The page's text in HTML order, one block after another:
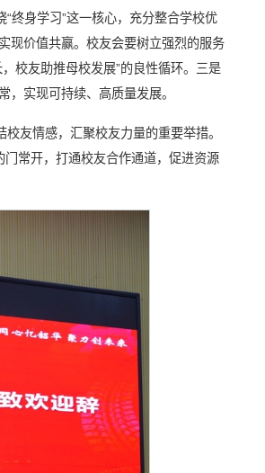
终身学习”这一核心，充分整合学校优
现价值共赢。校友会要树立强烈的服务
校友助推母校发展”的良性循环。三是
实现可持续、高质量发展。
友情感，汇聚校友力量的重要举措。
门常开，打通校友合作通道，促进资源